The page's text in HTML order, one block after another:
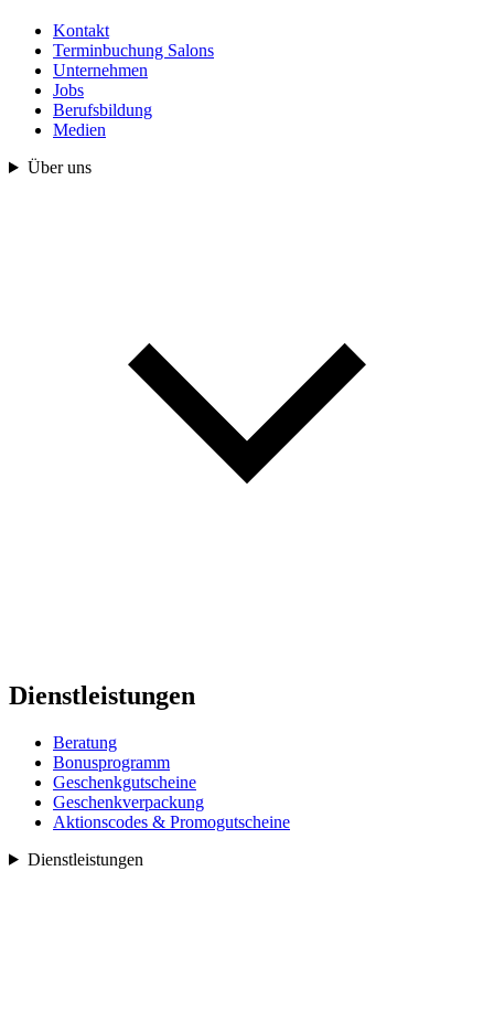
Kontakt
Terminbuchung Salons
Unternehmen
Jobs
Berufsbildung
Medien
Über uns
Dienstleistungen
Beratung
Bonusprogramm
Geschenkgutscheine
Geschenkverpackung
Aktionscodes & Promogutscheine
Dienstleistungen